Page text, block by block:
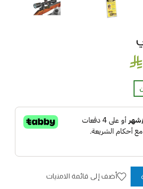

أضف إلى قائمة الامنيات